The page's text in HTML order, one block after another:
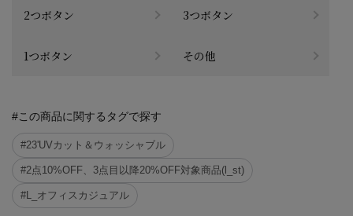
2つボタン 3つボタン
1つボタン その他
#この商品に関するタグで探す
#23'UVカット＆ウォッシャブル
#2点10%OFF、3点目以降20%OFF対象商品(l_st)
#L_オフィスカジュアル